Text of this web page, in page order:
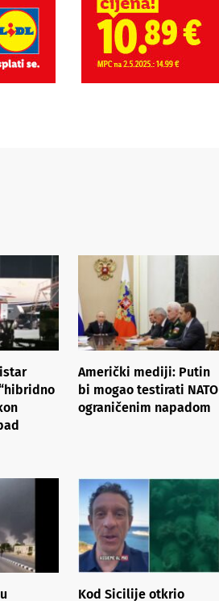
Američki mediji: Putin
bi mogao testirati NATO
ograničenim napadom
Kod Sicilije otkrio